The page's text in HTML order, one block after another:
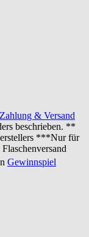
Zahlung & Versand
beschrieben. **
***Nur für
Gewinnspiel